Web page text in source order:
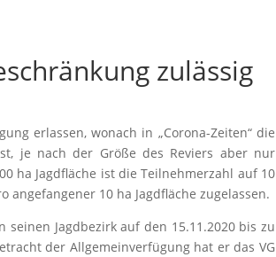
zulässig
erlassen, wonach in „Corona-Zeiten“ die
je nach der Größe des Reviers aber nur
ha Jagdfläche ist die Teilnehmerzahl auf 10
10 ha Jagdfläche zugelassen.
Jagdbezirk auf den 15.11.2020 bis zu
der Allgemeinverfügung hat er das VG